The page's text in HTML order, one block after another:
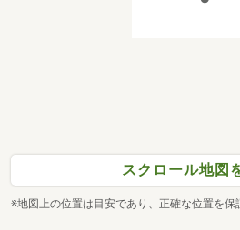
スクロール地図
※地図上の位置は目安であり、正確な位置を保